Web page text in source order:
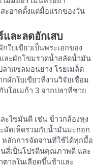
ะอาดตั้งแต่มื้อแรกของวัน
และลดอักเสบ
ใบเขียวเป็นพระเอกของ
ละผักโขมราดน้ำสลัดน้ำมัน
ลาแซลมอนย่าง โรยเมล็ด
ผักใบเขียวที่งานวิจัยเชื่อม
โอเมก้า 3 จากปลาที่ช่วย
ะไขมันดี เช่น ข้าวกล้องหุง
ผัดเห็ดรวมกับน้ำมันมะกอก
ลักการจัดจานที่ใช้ได้ทุกมื้อ
สี่เป็นโปรตีนคุณภาพดี และ
ตาลในเลือดขึ้นช้าและ